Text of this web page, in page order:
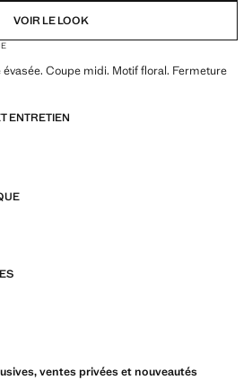
VOIR LE LOOK
Coupe midi. Motif floral. Fermeture
ENTRETIEN
ventes privées et nouveautés